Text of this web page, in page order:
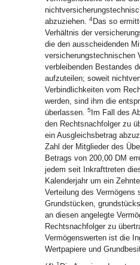
abzuziehen. 4Das so
Verhältnis der
die den ausscheidenden
versicherungstechnischen
verbleibenden Bestandes
aufzuteilen; soweit
Verbindlichkeiten vom
werden, sind ihm die
überlassen. 5 Im Fall des
den Rechtsnachfolger zu
ein Ausgleichsbetrag
Zahl der Mitglieder des
Betrags von 200,00 DM
jedem seit Inkrafttreten
Kalenderjahr um ein
Verteilung des Vermögens
Grundstücken,
an diesen angelegte
Rechtsnachfolger zu
Vermögenswerten ist die
Wertpapiere und